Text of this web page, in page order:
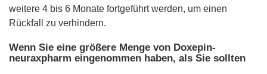
weitere 4 bis 6 Monate fortgeführt werden, um einen
Rückfall zu verhindern.
Wenn Sie eine größere Menge von Doxepin-
neuraxpharm eingenommen haben, als Sie sollten